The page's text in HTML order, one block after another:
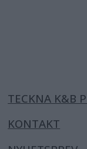
TECKNA K&B
KONTAKT